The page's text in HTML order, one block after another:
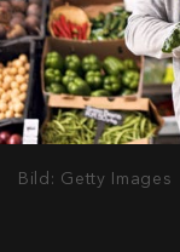
Bild: Getty Images